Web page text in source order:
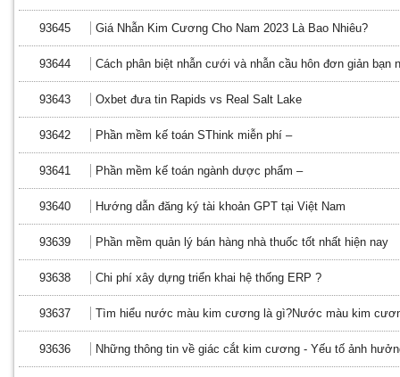
93645 Giá Nhẫn Kim Cương Cho Nam 2023 Là Bao Nhiêu?
93644 Cách phân biệt nhẫn cưới và nhẫn cầu hôn đơn giản bạn
93643 Oxbet đưa tin Rapids vs Real Salt Lake
93642 Phần mềm kế toán SThink miễn phí –
93641 Phần mềm kế toán ngành dược phẩm –
93640 Hướng dẫn đăng ký tài khoản GPT tại Việt Nam
93639 Phần mềm quản lý bán hàng nhà thuốc tốt nhất hiện nay
93638 Chi phí xây dựng triển khai hệ thống ERP ?
93637 Tìm hiểu nước màu kim cương là gì?Nước màu kim
93636 Những thông tin về giác cắt kim cương - Yếu tố ảnh